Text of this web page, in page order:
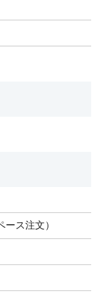
ス注文）